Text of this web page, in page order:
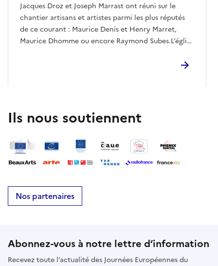
Jacques Droz et Joseph Marrast ont réuni sur le
chantier artisans et artistes parmi les plus réputés
de ce courant : Maurice Denis et Henry Marret,
Maurice Dhomme ou encore Raymond Subes.L’église
Ils nous soutiennent
Nos partenaires
Abonnez-vous à notre lettre d’information
Recevez toute l’actualité des Journées Européennes du